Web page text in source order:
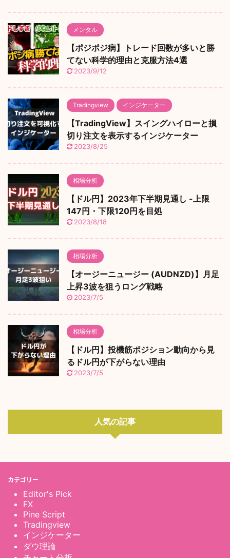
メンタル
【ポジポジ病】トレード回数が多いと勝
てない科学的理由と克服方法4選
2023/9/12
Tradingview インジケーター
【TradingView】スイングハイローと損
切り注文を表示するインジケーター
2023/8/25
相場分析
【ドル円】2023年下半期見通し -上限
147円・下限120円を目処
2023/8/18
相場分析
【オージーニュージー (AUDNZD)】月足
上昇3波を狙うロング戦略
2023/7/5
相場分析
【ドル円】投機筋ポジション動向から見
るドル円が下がらない理由
2023/7/5
人気の記事
カテゴリー
Editor's Pick
FX
Pine Script
Tradingview
インジケーター
ダウ理論